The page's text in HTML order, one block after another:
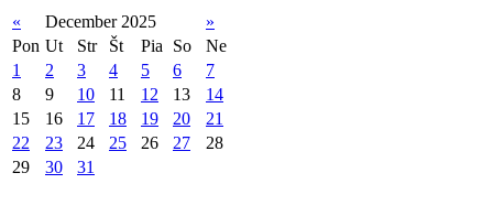
« December 2025
»
Pon Ut Str Št Pia So
Ne
1
2 3 4 5 6
7
8
9 10 11 12 13
14
15
16 17 18 19 20
21
22
23 24 25 26 27
28
29
30 31